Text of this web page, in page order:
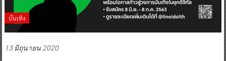
บันเทิง
13 มิถุนายน 2020